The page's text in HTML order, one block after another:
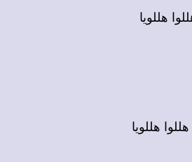
هللويا
هللويا